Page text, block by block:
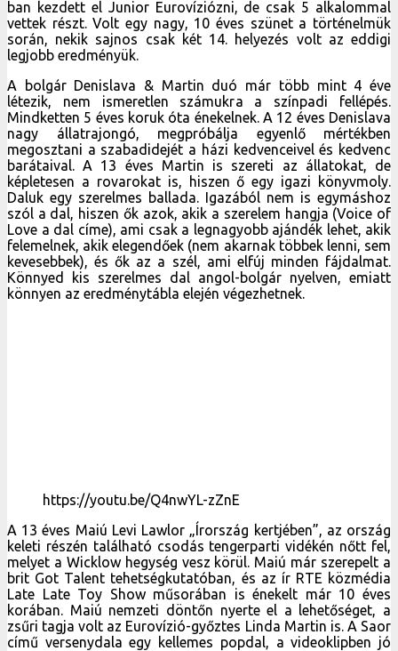
ban kezdett el Junior Eurovíziózni, de csak 5 alkalommal
vettek részt. Volt egy nagy, 10 éves szünet a történelmük
során, nekik sajnos csak két 14. helyezés volt az eddigi
legjobb eredményük.
A bolgár Denislava & Martin duó már több mint 4 éve
létezik, nem ismeretlen számukra a színpadi fellépés.
Mindketten 5 éves koruk óta énekelnek. A 12 éves Denislava
nagy állatrajongó, megpróbálja egyenlő mértékben
megosztani a szabadidejét a házi kedvenceivel és kedvenc
barátaival. A 13 éves Martin is szereti az állatokat, de
képletesen a rovarokat is, hiszen ő egy igazi könyvmoly.
Daluk egy szerelmes ballada. Igazából nem is egymáshoz
szól a dal, hiszen ők azok, akik a szerelem hangja (Voice of
Love a dal címe), ami csak a legnagyobb ajándék lehet, akik
felemelnek, akik elegendőek (nem akarnak többek lenni, sem
kevesebbek), és ők az a szél, ami elfúj minden fájdalmat.
Könnyed kis szerelmes dal angol-bolgár nyelven, emiatt
könnyen az eredménytábla elején végezhetnek.
https://youtu.be/Q4nwYL-zZnE
A 13 éves Maiú Levi Lawlor „Írország kertjében”, az ország
keleti részén található csodás tengerparti vidékén nőtt fel,
melyet a Wicklow hegység vesz körül. Maiú már szerepelt a
brit Got Talent tehetségkutatóban, és az ír RTE közmédia
Late Late Toy Show műsorában is énekelt már 10 éves
korában. Maiú nemzeti döntőn nyerte el a lehetőséget, a
zsűri tagja volt az Eurovízió-győztes Linda Martin is. A Saor
című versenydala egy kellemes popdal, a videoklipben jó